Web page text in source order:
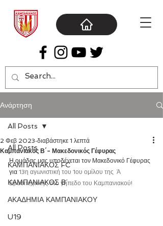
Ανάρτηση
All Posts
ΚΑΜΠΑΝΙΑΚΟΣ FC
ΚΑΜΠΑΝΙΑΚΟΣ Β΄
ΑΚΑΔΗΜΙΑ ΚΑΜΠΑΝΙΑΚΟΥ
U19
All Posts
Καμπανιακός Β΄- Μακεδονικός Γέφυρας
2 Φεβ 2023 διαβάστηκε 1 λεπτά
Η ομάδας μας υποδέχεται τον Μακεδονικό Γέφυρας
για 13η αγωνιστική του 1ου ομίλου της  Ά
Ερασιτεχνικής στο γήπεδο του Καμπανιακού!